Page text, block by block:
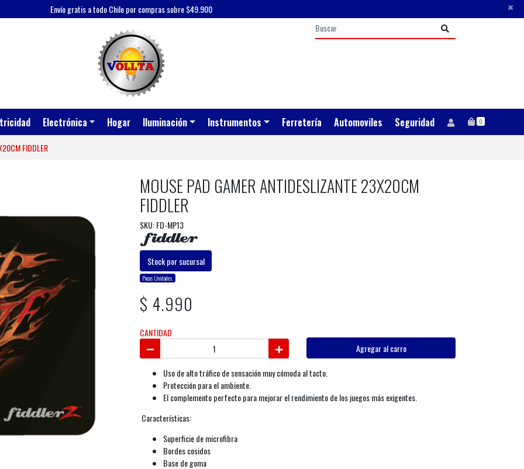
Envío gratis a todo Chile por compras sobre $49.900 ×
Electrónica Hogar Iluminación Instrumentos Ferretería Automoviles Seguridad 0
FIDDLER
MOUSE PAD GAMER ANTIDESLIZANTE 23X20CM
FIDDLER
SKU: FD-MP13
Stock por sucursal
Pocas Unidades.
$ 4.990
CANTIDAD
Agregar al carro
Uso de alto tráfico de sensación muy cómoda al tacto.
Protección para el ambiente.
El complemento perfecto para mejorar el rendimiento de los juegos más exigentes.
Características:
Superficie de microfibra
Bordes cosidos
Base de goma